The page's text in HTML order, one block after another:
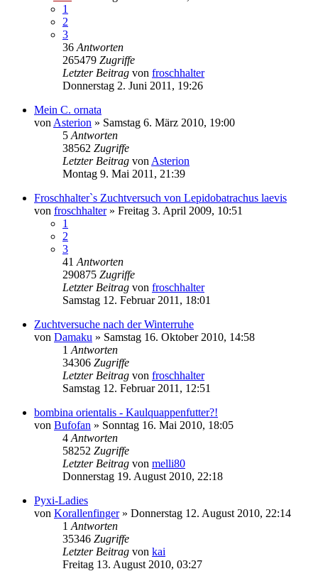
1
2
3
36 Antworten
265479 Zugriffe
Letzter Beitrag von froschhalter
Donnerstag 2. Juni 2011, 19:26
Mein C. ornata
von Asterion » Samstag 6. März 2010, 19:00
5 Antworten
38562 Zugriffe
Letzter Beitrag von Asterion
Montag 9. Mai 2011, 21:39
Froschhalter`s Zuchtversuch von Lepidobatrachus laevis
von froschhalter» Freitag 3. April 2009, 10:51
1
2
3
41 Antworten
290875 Zugriffe
Letzter Beitrag von froschhalter
Samstag 12. Februar 2011, 18:01
Zuchtversuche nach der Winterruhe
von Damaku » Samstag 16. Oktober 2010, 14:58
1 Antworten
34306 Zugriffe
Letzter Beitrag von froschhalter
Samstag 12. Februar 2011, 12:51
bombina orientalis - Kaulquappenfutter?!
von Bufofan » Sonntag 16. Mai 2010, 18:05
4 Antworten
58252 Zugriffe
Letzter Beitrag von melli80
Donnerstag 19. August 2010, 22:18
Pyxi-Ladies
von Korallenfinger» Donnerstag 12. August 2010, 22:14
1 Antworten
35346 Zugriffe
Letzter Beitrag von kai
Freitag 13. August 2010, 03:27